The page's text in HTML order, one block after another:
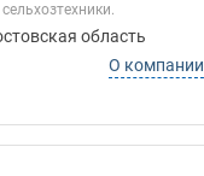
область
О компании